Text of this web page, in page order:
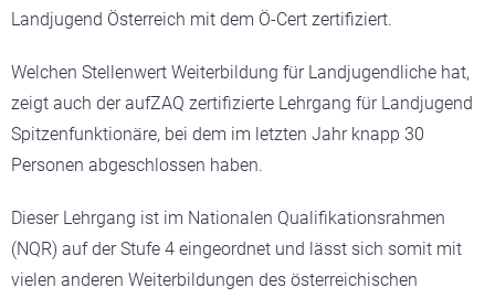
Landjugend Österreich mit dem Ö-Cert zertifiziert.
Welchen Stellenwert Weiterbildung für Landjugendliche hat,
zeigt auch der aufZAQ zertifizierte Lehrgang für Landjugend
Spitzenfunktionäre, bei dem im letzten Jahr knapp 30
Personen abgeschlossen haben.
Dieser Lehrgang ist im Nationalen Qualifikationsrahmen
(NQR) auf der Stufe 4 eingeordnet und lässt sich somit mit
vielen anderen Weiterbildungen des österreichischen